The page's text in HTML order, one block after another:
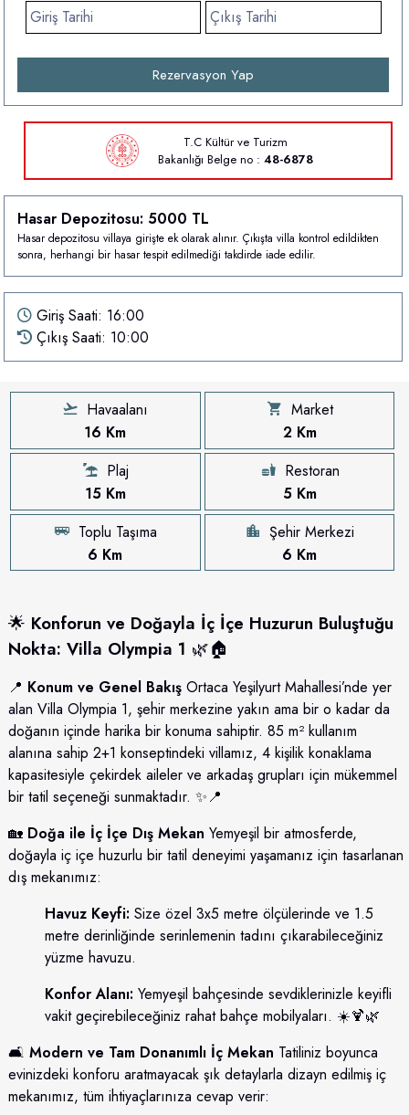
Rezervasyon Yap
T.C Kültür ve Turizm
BakanlığıBelge no :48-6878
Hasar Depozitosu: 5000 TL
Hasar depozitosu villaya girişte ek olarak alınır. Çıkışta villa kontrol edildikten
sonra, herhangi bir hasar tespit edilmediği takdirde iade edilir.
Giriş Saati: 16:00
Çıkış Saati: 10:00
Havaalanı
16 Km
Market
2 Km
Plaj
15 Km
Restoran
5 Km
Toplu Taşıma
6 Km
Şehir Merkezi
6 Km
🌟 Konforun ve Doğayla İç İçe Huzurun Buluştuğu
Nokta: Villa Olympia 1 🌿🏠
📍 Konum ve Genel BakışOrtaca Yeşilyurt Mahallesi’nde yer
alan Villa Olympia 1, şehir merkezine yakın ama bir o kadar da
doğanın içinde harika bir konuma sahiptir. 85 m² kullanım
alanına sahip 2+1 konseptindeki villamız, 4 kişilik konaklama
kapasitesiyle çekirdek aileler ve arkadaş grupları için mükemmel
bir tatil seçeneği sunmaktadır. ✨📍
🏡 Doğa ile İç İçe Dış Mekan Yemyeşil bir atmosferde,
doğayla iç içe huzurlu bir tatil deneyimi yaşamanız için tasarlanan
dış mekanımız:
Havuz Keyfi: Size özel 3x5 metre ölçülerinde ve 1.5
metre derinliğinde serinlemenin tadını çıkarabileceğiniz
yüzme havuzu.
Konfor Alanı: Yemyeşil bahçesinde sevdiklerinizle keyifli
vakit geçirebileceğiniz rahat bahçe mobilyaları. ☀️🍹🌿
🛋️ Modern ve Tam Donanımlı İç Mekan Tatiliniz boyunca
evinizdeki konforu aratmayacak şık detaylarla dizayn edilmiş iç
mekanımız, tüm ihtiyaçlarınıza cevap verir: